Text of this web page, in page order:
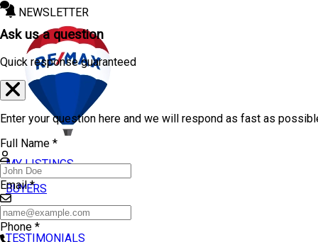
NEWSLETTER
MY LISTINGS
BUYERS
SELLERS
TESTIMONIALS
Ask us a question
Quick response guaranteed
Enter your question here and we will respond as fast as
Full Name *
Email *
Phone *